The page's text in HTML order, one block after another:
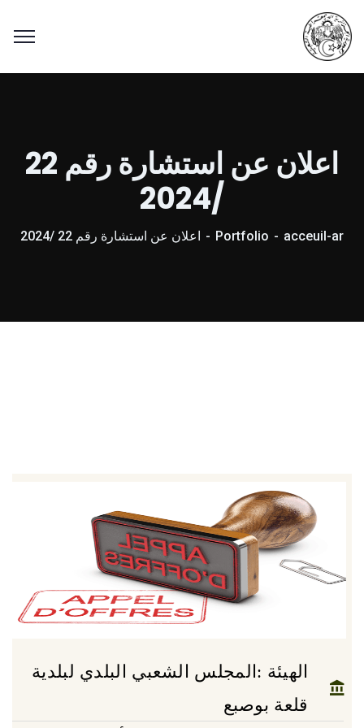
اعلان عن استشارة رقم 22
/2024
acceuil-ar
Portfolio اعلان عن استشارة رقم 22 /2024
الهيئة :المجلس الشعبي البلدي لبلدية
قلعة بوصبع